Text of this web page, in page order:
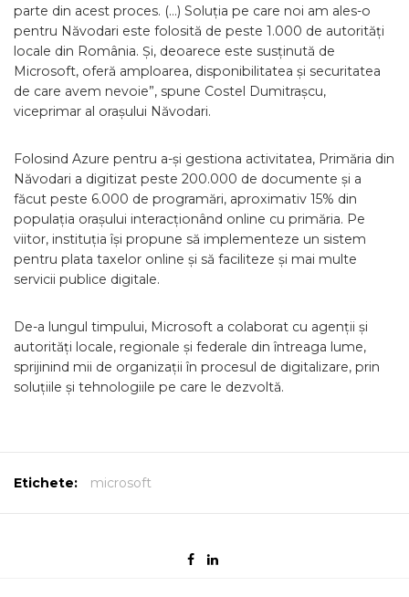
parte din acest proces. (…) Soluția pe care noi am ales-o
pentru Năvodari este folosită de peste 1.000 de autorități
locale din România. Și, deoarece este susținută de
Microsoft, oferă amploarea, disponibilitatea și securitatea
de care avem nevoie”, spune Costel Dumitrașcu,
viceprimar al orașului Năvodari.
Folosind Azure pentru a-și gestiona activitatea, Primăria din
Năvodari a digitizat peste 200.000 de documente și a
făcut peste 6.000 de programări, aproximativ 15% din
populația orașului interacționând online cu primăria. Pe
viitor, instituția își propune să implementeze un sistem
pentru plata taxelor online și să faciliteze și mai multe
servicii publice digitale.
De-a lungul timpului, Microsoft a colaborat cu agenții și
autorități locale, regionale și federale din întreaga lume,
sprijinind mii de organizații în procesul de digitalizare, prin
soluțiile și tehnologiile pe care le dezvoltă.
Etichete: microsoft